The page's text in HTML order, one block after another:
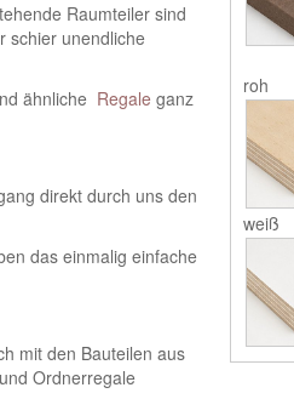
Raumteiler sind
schier unendliche
ähnliche Regale ganz
direkt durch uns den
das einmalig einfache
mit den Bauteilen aus
Ordnerregale
roh
weiß